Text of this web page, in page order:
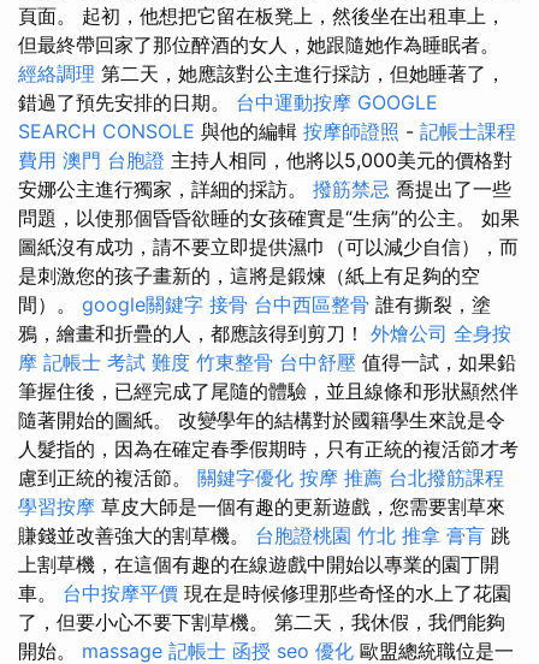
頁面。 起初，他想把它留在板凳上，然後坐在出租車上，
但最終帶回家了那位醉酒的女人，她跟隨她作為睡眠者。
經絡調理 第二天，她應該對公主進行採訪，但她睡著了，
錯過了預先安排的日期。 台中運動按摩 GOOGLE
SEARCH CONSOLE 與他的編輯 按摩師證照 - 記帳士課程
費用 澳門 台胞證 主持人相同，他將以5,000美元的價格對
安娜公主進行獨家，詳細的採訪。 撥筋禁忌 喬提出了一些
問題，以使那個昏昏欲睡的女孩確實是“生病”的公主。 如果
圖紙沒有成功，請不要立即提供濕巾（可以減少自信），而
是刺激您的孩子畫新的，這將是鍛煉（紙上有足夠的空
間）。 google關鍵字 接骨 台中西區整骨 誰有撕裂，塗
鴉，繪畫和折疊的人，都應該得到剪刀！ 外燴公司 全身按
摩 記帳士 考試 難度 竹東整骨 台中舒壓 值得一試，如果鉛
筆握住後，已經完成了尾隨的體驗，並且線條和形狀顯然伴
隨著開始的圖紙。 改變學年的結構對於國籍學生來說是令
人髮指的，因為在確定春季假期時，只有正統的複活節才考
慮到正統的複活節。 關鍵字優化 按摩 推薦 台北撥筋課程
學習按摩 草皮大師是一個有趣的更新遊戲，您需要割草來
賺錢並改善強大的割草機。 台胞證桃園 竹北 推拿 膏肓 跳
上割草機，在這個有趣的在線遊戲中開始以專業的園丁開
車。 台中按摩平價 現在是時候修理那些奇怪的水上了花園
了，但要小心不要下割草機。 第二天，我休假，我們能夠
開始。 massage 記帳士 函授 seo 優化 歐盟總統職位是一